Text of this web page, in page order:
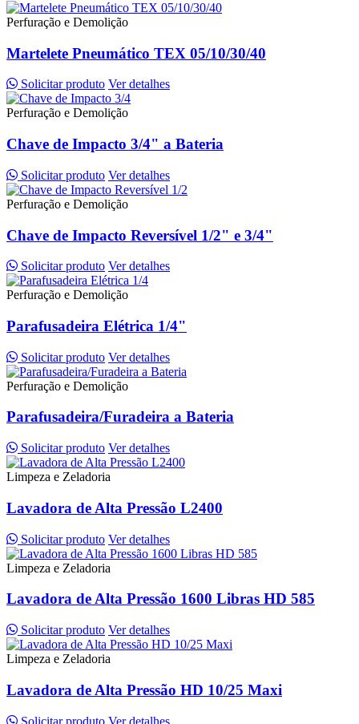
Perfuração e Demolição
Martelete Pneumático TEX 05/10/30/40
Solicitar produto Ver detalhes
Perfuração e Demolição
Chave de Impacto 3/4" a Bateria
Solicitar produto Ver detalhes
Perfuração e Demolição
Chave de Impacto Reversível 1/2" e 3/4"
Solicitar produto Ver detalhes
Perfuração e Demolição
Parafusadeira Elétrica 1/4"
Solicitar produto Ver detalhes
Perfuração e Demolição
Parafusadeira/Furadeira a Bateria
Solicitar produto Ver detalhes
Limpeza e Zeladoria
Lavadora de Alta Pressão L2400
Solicitar produto Ver detalhes
Limpeza e Zeladoria
Lavadora de Alta Pressão 1600 Libras HD 585
Solicitar produto Ver detalhes
Limpeza e Zeladoria
Lavadora de Alta Pressão HD 10/25 Maxi
Solicitar produto Ver detalhes